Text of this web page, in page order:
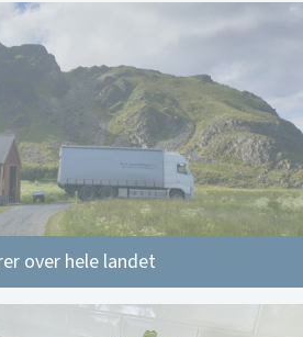
over hele landet